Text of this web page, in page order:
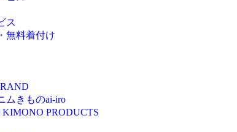
ス
無料着付け
ムきものai-iro
PRODUCTS